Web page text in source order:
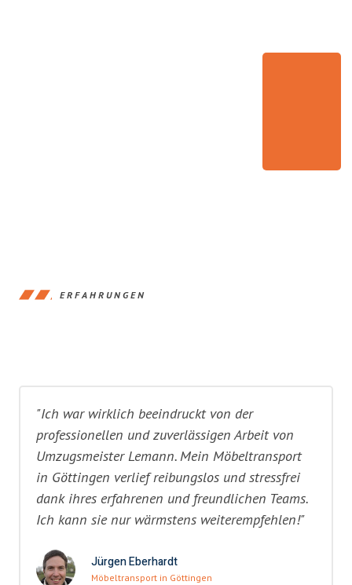
ERFAHRUNGEN
"Ich war wirklich beeindruckt von der
professionellen und zuverlässigen Arbeit von
Umzugsmeister Lemann. Mein Möbeltransport
in Göttingen verlief reibungslos und stressfrei
dank ihres erfahrenen und freundlichen Teams.
Ich kann sie nur wärmstens weiterempfehlen!"
Jürgen Eberhardt
Möbeltransport in Göttingen